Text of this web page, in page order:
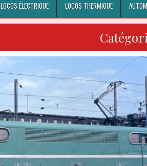
LOCOS ÉLECTRIQUE LOCOS THERMIQUE